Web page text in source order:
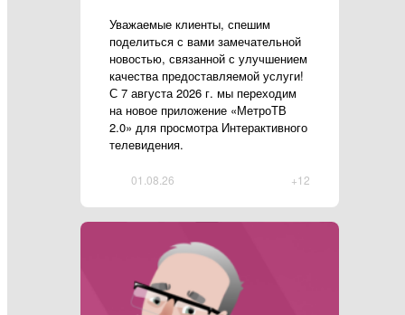
Уважаемые клиенты, спешим
поделиться с вами замечательной
новостью, связанной с улучшением
качества предоставляемой услуги!
С 7 августа 2026 г. мы переходим
на новое приложение «МетроТВ
2.0» для просмотра Интерактивного
телевидения.
+12
01.08.26